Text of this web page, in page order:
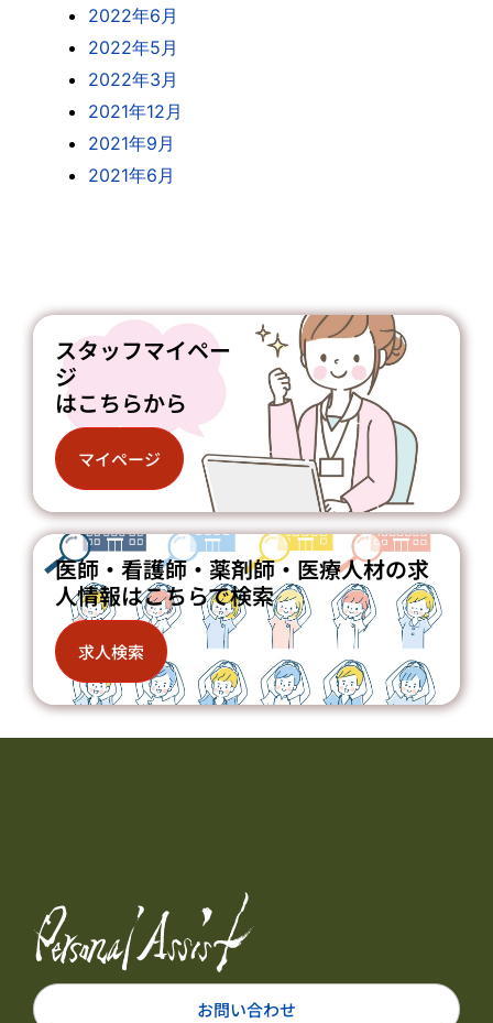
2022年6月
2022年5月
2022年3月
2021年12月
2021年9月
2021年6月
スタッフマイペー
ジ
はこちらから
マイページ
医師・看護師・薬剤師・医療人材の求
人情報はこちらで検索
求人検索
お問い合わせ